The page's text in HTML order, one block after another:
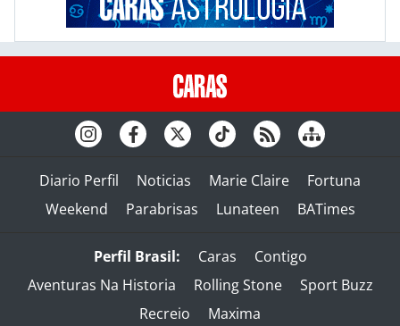
Diario Perfil Noticias Marie Claire
Fortuna
Weekend
Parabrisas Lunateen BATimes
Perfil Brasil: Caras
Contigo
Aventuras Na Historia
Rolling Stone
Sport Buzz
Recreio
Maxima